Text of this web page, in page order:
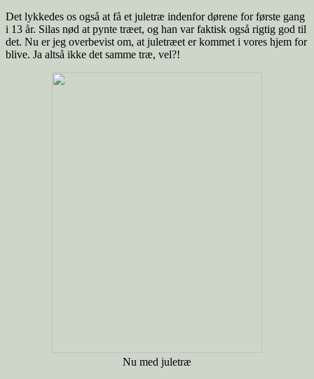
Det lykkedes os også at få et juletræ indenfor dørene for første gang
i 13 år. Silas nød at pynte træet, og han var faktisk også rigtig god til
det. Nu er jeg overbevist om, at juletræet er kommet i vores hjem for
blive. Ja altså ikke det samme træ, vel?!
Nu med juletræ